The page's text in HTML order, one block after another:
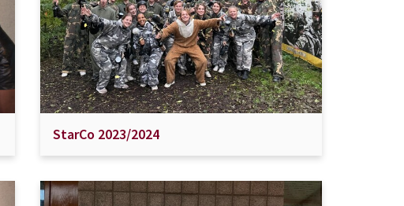
StarCo 2023/2024